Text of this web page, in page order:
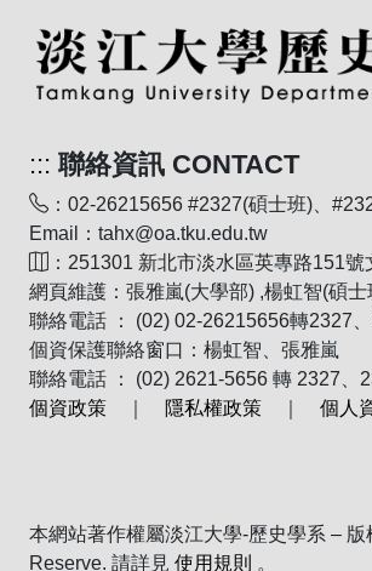
::: 聯絡資訊 CONTACT
：02-26215656 #2327(碩士班)、
Email：tahx@oa.tku.edu.tw
：251301 新北市淡水區英專路151號
網頁維護：張雅嵐(大學部) ,楊虹智(碩士
聯絡電話 ： (02) 02-26215656轉2327
個資保護聯絡窗口：楊虹智、張雅嵐
聯絡電話 ： (02) 2621-5656 轉 2327、
個資政策
隱私權政策 個人
本網站著作權屬淡江大學-歷史學系 –
Reserve. 請詳見 使用規則 。